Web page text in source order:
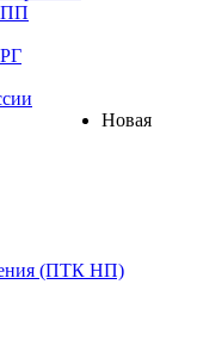
Новая
(ПТК НП)